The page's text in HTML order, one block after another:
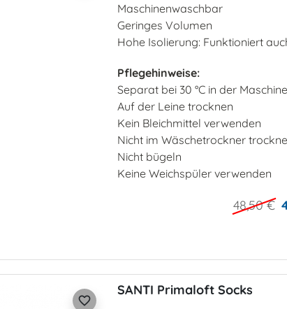
Maschinenwaschbar
Geringes Volumen
Hohe Isolierung: Funktioniert
Pflegehinweise:
Separat bei 30 °C in der
Auf der Leine trocknen
Kein Bleichmittel verwenden
Nicht im Wäschetrockner
Nicht bügeln
Keine Weichspüler verwenden
48,50 €
favorite_border
SANTI Primaloft Socks